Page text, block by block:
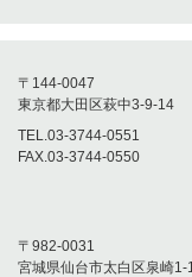
〒144-0047
東京都大田区萩中3-9-14
TEL.03-3744-0551
FAX.03-3744-0550
〒982-0031
宮城県仙台市太白区泉崎1-